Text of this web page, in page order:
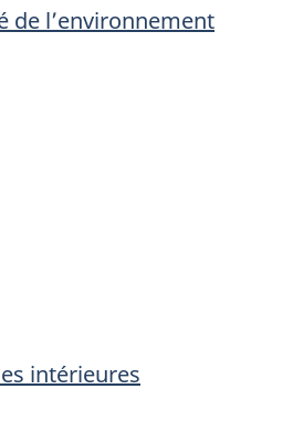
de l’environnement
intérieures